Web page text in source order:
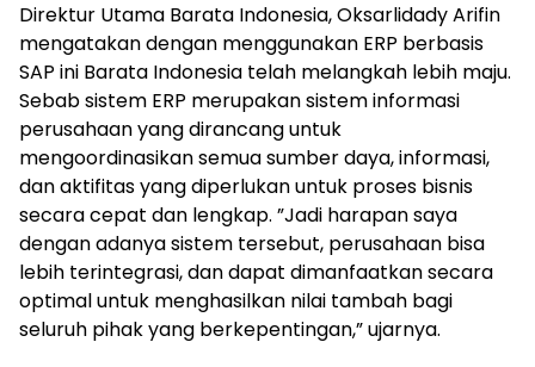
Direktur Utama Barata Indonesia, Oksarlidady Arifin
mengatakan dengan menggunakan ERP berbasis
SAP ini Barata Indonesia telah melangkah lebih maju.
Sebab sistem ERP merupakan sistem informasi
perusahaan yang dirancang untuk
mengoordinasikan semua sumber daya, informasi,
dan aktifitas yang diperlukan untuk proses bisnis
secara cepat dan lengkap. ”Jadi harapan saya
dengan adanya sistem tersebut, perusahaan bisa
lebih terintegrasi, dan dapat dimanfaatkan secara
optimal untuk menghasilkan nilai tambah bagi
seluruh pihak yang berkepentingan,” ujarnya.